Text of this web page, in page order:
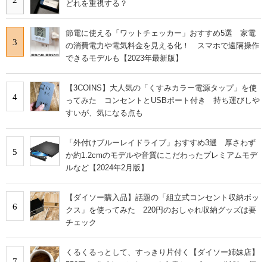
どれを重視する？
3
節電に使える「ワットチェッカー」おすすめ5選 家電
の消費電力や電気料金を見える化！ スマホで遠隔操作
できるモデルも【2023年最新版】
4
【3COINS】大人気の「くすみカラー電源タップ」を使
ってみた コンセントとUSBポート付き 持ち運びしや
すいが、気になる点も
5
「外付けブルーレイドライブ」おすすめ3選 厚さわず
か約1.2cmのモデルや音質にこだわったプレミアムモデ
ルなど【2024年2月版】
6
【ダイソー購入品】話題の「組立式コンセント収納ボッ
クス」を使ってみた 220円のおしゃれ収納グッズは要
チェック
くるくるっとして、すっきり片付く【ダイソー姉妹店】